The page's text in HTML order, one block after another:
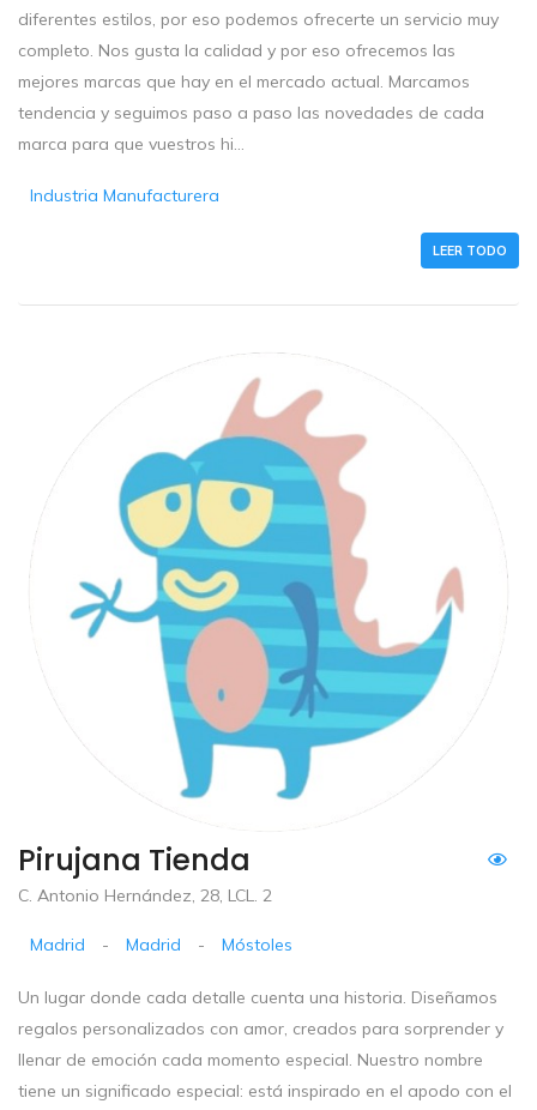
diferentes estilos, por eso podemos ofrecerte un servicio muy
completo. Nos gusta la calidad y por eso ofrecemos las
mejores marcas que hay en el mercado actual. Marcamos
tendencia y seguimos paso a paso las novedades de cada
marca para que vuestros hi...
Industria Manufacturera
LEER TODO
Pirujana Tienda
C. Antonio Hernández, 28, LCL. 2
Madrid - Madrid - Móstoles
Un lugar donde cada detalle cuenta una historia. Diseñamos
regalos personalizados con amor, creados para sorprender y
llenar de emoción cada momento especial. Nuestro nombre
tiene un significado especial: está inspirado en el apodo con el